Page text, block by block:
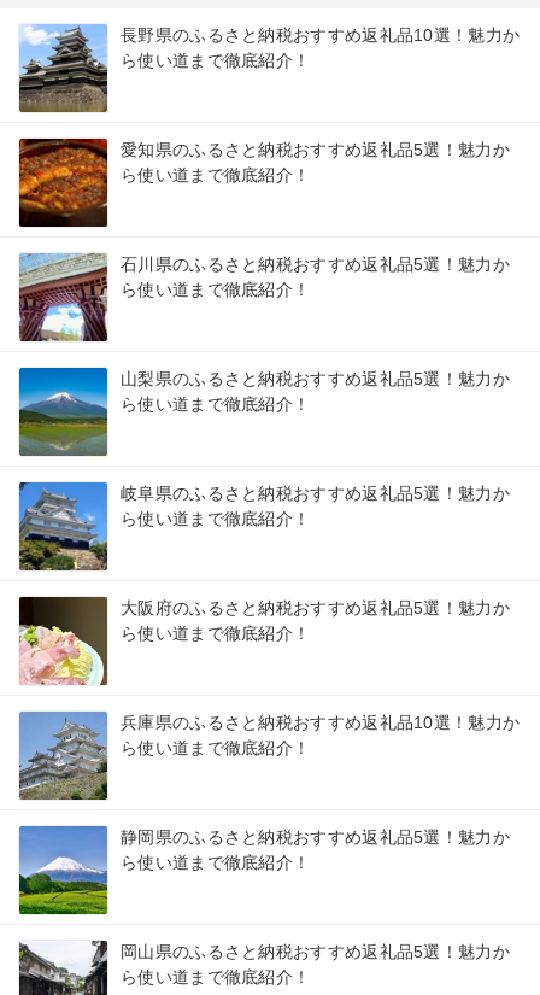
長野県のふるさと納税おすすめ返礼品10選！魅力か
ら使い道まで徹底紹介！
愛知県のふるさと納税おすすめ返礼品5選！魅力か
ら使い道まで徹底紹介！
石川県のふるさと納税おすすめ返礼品5選！魅力か
ら使い道まで徹底紹介！
山梨県のふるさと納税おすすめ返礼品5選！魅力か
ら使い道まで徹底紹介！
岐阜県のふるさと納税おすすめ返礼品5選！魅力か
ら使い道まで徹底紹介！
大阪府のふるさと納税おすすめ返礼品5選！魅力か
ら使い道まで徹底紹介！
兵庫県のふるさと納税おすすめ返礼品10選！魅力か
ら使い道まで徹底紹介！
静岡県のふるさと納税おすすめ返礼品5選！魅力か
ら使い道まで徹底紹介！
岡山県のふるさと納税おすすめ返礼品5選！魅力か
ら使い道まで徹底紹介！